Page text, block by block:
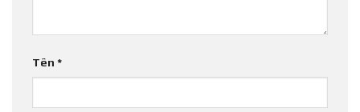
Tên *